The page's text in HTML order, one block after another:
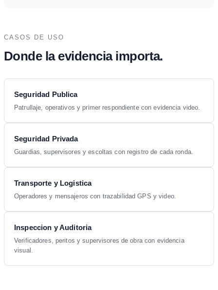
CASOS DE USO
Donde la evidencia importa.
Seguridad Publica
Patrullaje, operativos y primer respondiente con evidencia video.
Seguridad Privada
Guardias, supervisores y escoltas con registro de cada ronda.
Transporte y Logistica
Operadores y mensajeros con trazabilidad GPS y video.
Inspeccion y Auditoria
Verificadores, peritos y supervisores de obra con evidencia
visual.